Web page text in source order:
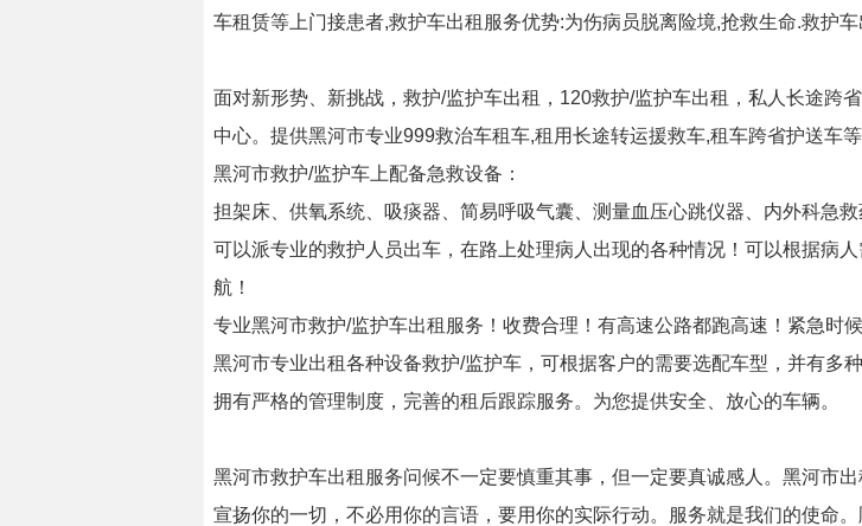
车租赁等上门接患者,救护车出租服务优势:为伤病员脱离险境,抢救生命.救护
面对新形势、新挑战，救护/监护车出租，120救护/监护车出租，私人长途跨
中心。提供黑河市专业999救治车租车,租用长途转运援救车,租车跨省护送车等
黑河市救护/监护车上配备急救设备：
担架床、供氧系统、吸痰器、简易呼吸气囊、测量血压心跳仪器、内外科急救
可以派专业的救护人员出车，在路上处理病人出现的各种情况！可以根据病
航！
专业黑河市救护/监护车出租服务！收费合理！有高速公路都跑高速！紧急时
黑河市专业出租各种设备救护/监护车，可根据客户的需要选配车型，并有多
拥有严格的管理制度，完善的租后跟踪服务。为您提供安全、放心的车辆。
黑河市救护车出租服务问候不一定要慎重其事，但一定要真诚感人。黑河市
宣扬你的一切，不必用你的言语，要用你的实际行动。服务就是我们的使命。